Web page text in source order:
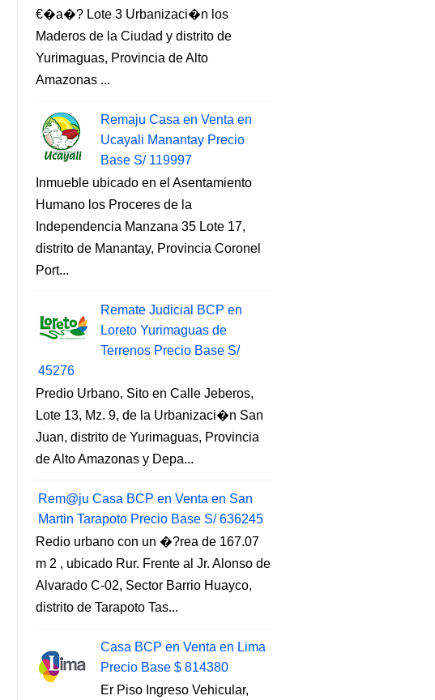
€�a�? Lote 3 Urbanizaci�n los
Maderos de la Ciudad y distrito de
Yurimaguas, Provincia de Alto
Amazonas ...
Remaju Casa en Venta en
Ucayali Manantay Precio
Base S/ 119997
Inmueble ubicado en el Asentamiento
Humano los Proceres de la
Independencia Manzana 35 Lote 17,
distrito de Manantay, Provincia Coronel
Port...
Remate Judicial BCP en
Loreto Yurimaguas de
Terrenos Precio Base S/
45276
Predio Urbano, Sito en Calle Jeberos,
Lote 13, Mz. 9, de la Urbanizaci�n San
Juan, distrito de Yurimaguas, Provincia
de Alto Amazonas y Depa...
Rem@ju Casa BCP en Venta en San
Martin Tarapoto Precio Base S/ 636245
Redio urbano con un �?rea de 167.07
m 2 , ubicado Rur. Frente al Jr. Alonso de
Alvarado C-02, Sector Barrio Huayco,
distrito de Tarapoto Tas...
Casa BCP en Venta en Lima
Precio Base $ 814380
Er Piso Ingreso Vehicular,